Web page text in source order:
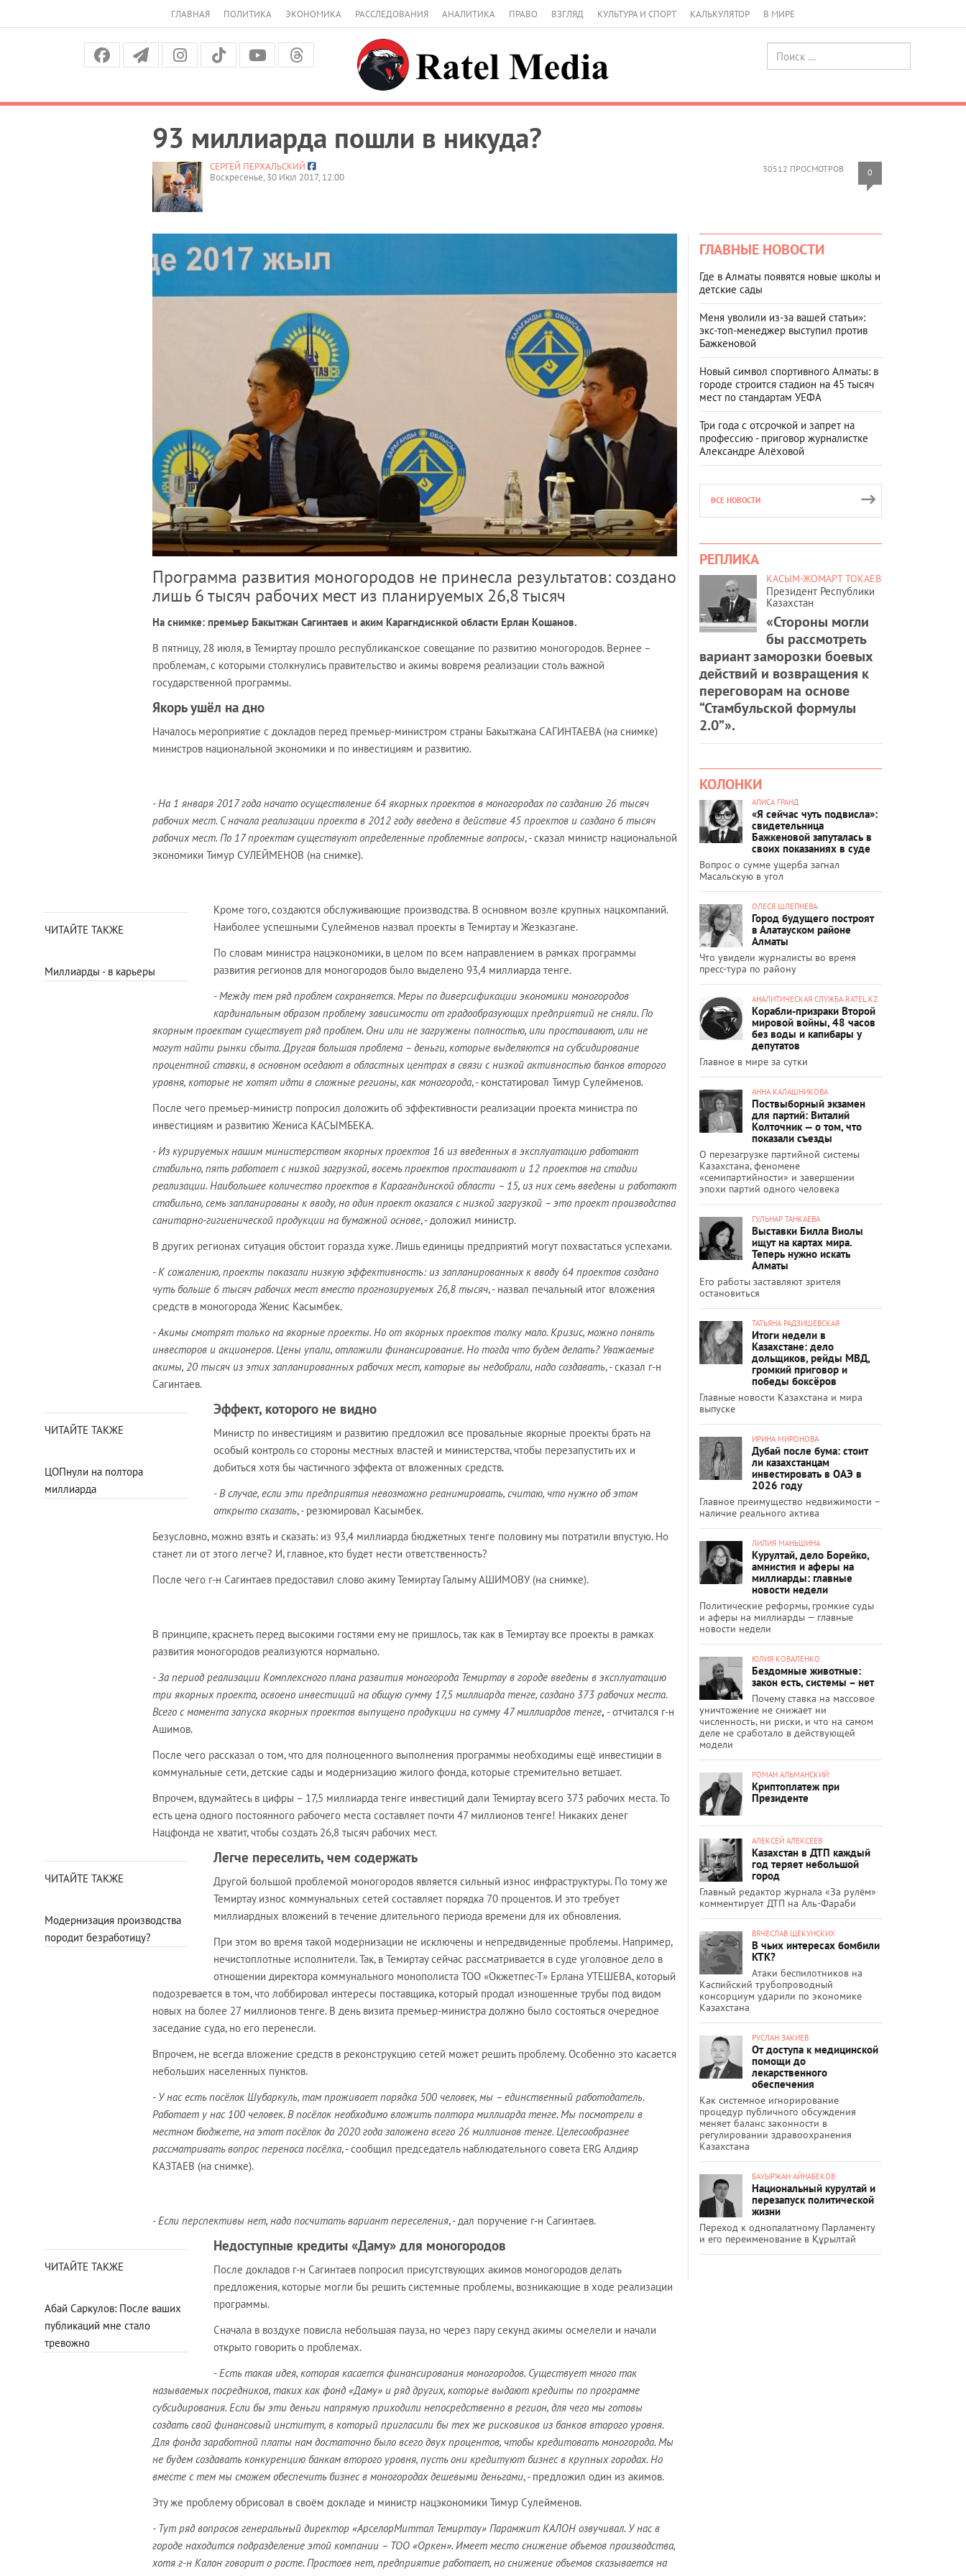
ГЛАВНАЯ ПОЛИТИКА ЭКОНОМИКА РАССЛЕДОВАНИЯ АНАЛИТИКА ПРАВО ВЗГЛЯД КУЛЬТУРА И СПОРТ КАЛЬКУЛЯТОР В МИРЕ
93 миллиарда пошли в никуда?
30512 ПРОСМОТРОВ 0
СЕРГЕЙ ПЕРХАЛЬСКИЙ
Воскресенье, 30 Июл 2017, 12:00
Программа развития моногородов не принесла результатов: создано
лишь 6 тысяч рабочих мест из планируемых 26,8 тысяч
На снимке: премьер Бакытжан Сагинтаев и аким Карагндиснкой области Ерлан Кошанов.
В пятницу, 28 июля, в Темиртау прошло республиканское совещание по развитию моногородов. Вернее –
проблемам, с которыми столкнулись правительство и акимы вовремя реализации столь важной
государственной программы.
Якорь ушёл на дно
Началось мероприятие с докладов перед премьер-министром страны Бакытжана САГИНТАЕВА (на снимке)
министров национальной экономики и по инвестициям и развитию.
- На 1 января 2017 года начато осуществление 64 якорных проектов в моногородах по созданию 26 тысяч
рабочих мест. С начала реализации проекта в 2012 году введено в действие 45 проектов и создано 6 тысяч
рабочих мест. По 17 проектам существуют определенные проблемные вопросы, - сказал министр национальной
экономики Тимур СУЛЕЙМЕНОВ (на снимке).
ЧИТАЙТЕ ТАКЖЕ
Миллиарды - в карьеры
Кроме того, создаются обслуживающие производства. В основном возле крупных нацкомпаний.
Наиболее успешными Сулейменов назвал проекты в Темиртау и Жезказгане.
По словам министра нацэкономики, в целом по всем направлением в рамках программы
развития регионов для моногородов было выделено 93,4 миллиарда тенге.
- Между тем ряд проблем сохраняется. Меры по диверсификации экономики моногородов
кардинальным образом проблему зависимости от градообразующих предприятий не сняли. По
якорным проектам существует ряд проблем. Они или не загружены полностью, или простаивают, или не
могут найти рынки сбыта. Другая большая проблема – деньги, которые выделяются на субсидирование
процентной ставки, в основном оседают в областных центрах в связи с низкой активностью банков второго
уровня, которые не хотят идти в сложные регионы, как моногорода, - констатировал Тимур Сулейменов.
После чего премьер-министр попросил доложить об эффективности реализации проекта министра по
инвестициям и развитию Жениса КАСЫМБЕКА.
- Из курируемых нашим министерством якорных проектов 16 из введенных в эксплуатацию работают
стабильно, пять работает с низкой загрузкой, восемь проектов простаивают и 12 проектов на стадии
реализации. Наибольшее количество проектов в Карагандинской области – 15, из них семь введены и работают
стабильно, семь запланированы к вводу, но один проект оказался с низкой загрузкой – это проект производства
санитарно-гигиенической продукции на бумажной основе, - доложил министр.
В других регионах ситуация обстоит горазда хуже. Лишь единицы предприятий могут похвастаться успехами.
- К сожалению, проекты показали низкую эффективность: из запланированных к вводу 64 проектов создано
чуть больше 6 тысяч рабочих мест вместо прогнозируемых 26,8 тысяч, - назвал печальный итог вложения
средств в моногорода Женис Касымбек.
- Акимы смотрят только на якорные проекты. Но от якорных проектов толку мало. Кризис, можно понять
инвесторов и акционеров. Цены упали, отложили финансирование. Но тогда что будем делать? Уважаемые
акимы, 20 тысяч из этих запланированных рабочих мест, которые вы недобрали, надо создавать, - сказал г-н
Сагинтаев.
ЧИТАЙТЕ ТАКЖЕ
ЦОПнули на полтора
миллиарда
Эффект, которого не видно
Министр по инвестициям и развитию предложил все провальные якорные проекты брать на
особый контроль со стороны местных властей и министерства, чтобы перезапустить их и
добиться хотя бы частичного эффекта от вложенных средств.
- В случае, если эти предприятия невозможно реанимировать, считаю, что нужно об этом
открыто сказать, - резюмировал Касымбек.
Безусловно, можно взять и сказать: из 93,4 миллиарда бюджетных тенге половину мы потратили впустую. Но
станет ли от этого легче? И, главное, кто будет нести ответственность?
После чего г-н Сагинтаев предоставил слово акиму Темиртау Галыму АШИМОВУ (на снимке).
В принципе, краснеть перед высокими гостями ему не пришлось, так как в Темиртау все проекты в рамках
развития моногородов реализуются нормально.
- За период реализации Комплексного плана развития моногорода Темиртау в городе введены в эксплуатацию
три якорных проекта, освоено инвестиций на общую сумму 17,5 миллиарда тенге, создано 373 рабочих места.
Всего с момента запуска якорных проектов выпущено продукции на сумму 47 миллиардов тенге, - отчитался г-н
Ашимов.
После чего рассказал о том, что для полноценного выполнения программы необходимы ещё инвестиции в
коммунальные сети, детские сады и модернизацию жилого фонда, которые стремительно ветшает.
Впрочем, вдумайтесь в цифры – 17,5 миллиарда тенге инвестиций дали Темиртау всего 373 рабочих места. То
есть цена одного постоянного рабочего места составляет почти 47 миллионов тенге! Никаких денег
Нацфонда не хватит, чтобы создать 26,8 тысяч рабочих мест.
ЧИТАЙТЕ ТАКЖЕ
Модернизация производства
породит безработицу?
Легче переселить, чем содержать
Другой большой проблемой моногородов является сильный износ инфраструктуры. По тому же
Темиртау износ коммунальных сетей составляет порядка 70 процентов. И это требует
миллиардных вложений в течение длительного периода времени для их обновления.
При этом во время такой модернизации не исключены и непредвиденные проблемы. Например,
нечистоплотные исполнители. Так, в Темиртау сейчас рассматривается в суде уголовное дело в
отношении директора коммунального монополиста ТОО «Окжетпес-Т» Ерлана УТЕШЕВА, который
подозревается в том, что лоббировал интересы поставщика, который продал изношенные трубы под видом
новых на более 27 миллионов тенге. В день визита премьер-министра должно было состояться очередное
заседание суда, но его перенесли.
Впрочем, не всегда вложение средств в реконструкцию сетей может решить проблему. Особенно это касается
небольших населенных пунктов.
- У нас есть посёлок Шубаркуль, там проживает порядка 500 человек, мы – единственный работодатель.
Работает у нас 100 человек. В посёлок необходимо вложить полтора миллиарда тенге. Мы посмотрели в
местном бюджете, на этот посёлок до 2020 года заложено всего 26 миллионов тенге. Целесообразнее
рассматривать вопрос переноса посёлка, - сообщил председатель наблюдательного совета ERG Алдияр
КАЗТАЕВ (на снимке).
- Если перспективы нет, надо посчитать вариант переселения, - дал поручение г-н Сагинтаев.
ЧИТАЙТЕ ТАКЖЕ
Абай Саркулов: После ваших
публикаций мне стало
тревожно
Недоступные кредиты «Даму» для моногородов
После докладов г-н Сагинтаев попросил присутствующих акимов моногородов делать
предложения, которые могли бы решить системные проблемы, возникающие в ходе реализации
программы.
Сначала в воздухе повисла небольшая пауза, но через пару секунд акимы осмелели и начали
открыто говорить о проблемах.
- Есть такая идея, которая касается финансирования моногородов. Существует много так
называемых посредников, таких как фонд «Даму» и ряд других, которые выдают кредиты по программе
субсидирования. Если бы эти деньги напрямую приходили непосредственно в регион, для чего мы готовы
создать свой финансовый институт, в который пригласили бы тех же рисковиков из банков второго уровня.
Для фонда заработной платы нам достаточно было всего двух процентов, чтобы кредитовать моногорода. Мы
не будем создавать конкуренцию банкам второго уровня, пусть они кредитуют бизнес в крупных городах. Но
вместе с тем мы сможем обеспечить бизнес в моногородах дешевыми деньгами, - предложил один из акимов.
Эту же проблему обрисовал в своём докладе и министр нацэкономики Тимур Сулейменов.
- Тут ряд вопросов генеральный директор «АрселорМиттал Темиртау» Парамжит КАЛОН озвучивал. У нас в
городе находится подразделение этой компании – ТОО «Оркен». Имеет место снижение объемов производства,
хотя г-н Калон говорит о росте. Простоев нет, предприятие работает, но снижение объемов сказывается на
ГЛАВНЫЕ НОВОСТИ
Где в Алматы появятся новые школы и
детские сады
Меня уволили из-за вашей статьи»:
экс-топ-менеджер выступил против
Бажкеновой
Новый символ спортивного Алматы: в
городе строится стадион на 45 тысяч
мест по стандартам УЕФА
Три года с отсрочкой и запрет на
профессию - приговор журналистке
Александре Алёховой
ВСЕ НОВОСТИ
РЕПЛИКА
КАСЫМ-ЖОМАРТ ТОКАЕВ
Президент Республики
Казахстан
«Стороны могли
бы рассмотреть
вариант заморозки боевых
действий и возвращения к
переговорам на основе
“Стамбульской формулы
2.0”».
КОЛОНКИ
АЛИСА ГРАНД
«Я сейчас чуть подвисла»:
свидетельница
Бажкеновой запуталась в
своих показаниях в суде
Вопрос о сумме ущерба загнал
Масальскую в угол
ОЛЕСЯ ШЛЕПНЕВА
Город будущего построят
в Алатауском районе
Алматы
Что увидели журналисты во время
пресс-тура по району
АНАЛИТИЧЕСКАЯ СЛУЖБА RATEL.KZ
Корабли-призраки Второй
мировой войны, 48 часов
без воды и капибары у
депутатов
Главное в мире за сутки
АННА КАЛАШНИКОВА
Поствыборный экзамен
для партий: Виталий
Колточник — о том, что
показали съезды
О перезагрузке партийной системы
Казахстана, феномене
«семипартийности» и завершении
эпохи партий одного человека
ГУЛЬНАР ТАНКАЕВА
Выставки Билла Виолы
ищут на картах мира.
Теперь нужно искать
Алматы
Его работы заставляют зрителя
остановиться
ТАТЬЯНА РАДЗИШЕВСКАЯ
Итоги недели в
Казахстане: дело
дольщиков, рейды МВД,
громкий приговор и
победы боксёров
Главные новости Казахстана и мира
выпуске
ИРИНА МИРОНОВА
Дубай после бума: стоит
ли казахстанцам
инвестировать в ОАЭ в
2026 году
Главное преимущество недвижимости –
наличие реального актива
ЛИЛИЯ МАНЬШИНА
Курултай, дело Борейко,
амнистия и аферы на
миллиарды: главные
новости недели
Политические реформы, громкие суды
и аферы на миллиарды — главные
новости недели
ЮЛИЯ КОВАЛЕНКО
Бездомные животные:
закон есть, системы – нет
Почему ставка на массовое
уничтожение не снижает ни
численность, ни риски, и что на самом
деле не сработало в действующей
модели
РОМАН АЛЬМАНСКИЙ
Криптоплатеж при
Президенте
АЛЕКСЕЙ АЛЕКСЕЕВ
Казахстан в ДТП каждый
год теряет небольшой
город
Главный редактор журнала «За рулём»
комментирует ДТП на Аль-Фараби
ВЯЧЕСЛАВ ЩЕКУНСКИХ
В чьих интересах бомбили
КТК?
Атаки беспилотников на
Каспийский трубопроводный
консорциум ударили по экономике
Казахстана
РУСЛАН ЗАКИЕВ
От доступа к медицинской
помощи до
лекарственного
обеспечения
Как системное игнорирование
процедур публичного обсуждения
меняет баланс законности в
регулировании здравоохранения
Казахстана
БАУЫРЖАН АЙНАБЕКОВ
Национальный курултай и
перезапуск политической
жизни
Переход к однопалатному Парламенту
и его переименование в Құрылтай